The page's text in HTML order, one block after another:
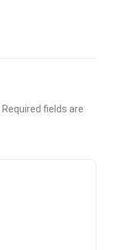
Required fields are